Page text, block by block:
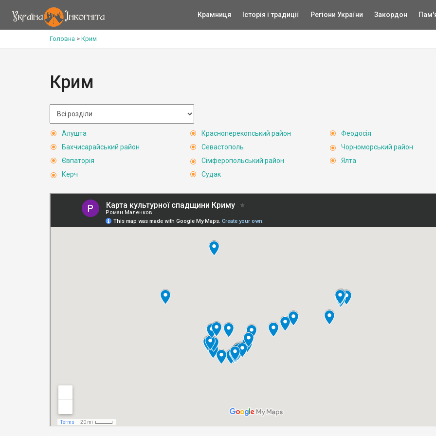
Крамниця Історія і традиції Регіони України Закордон
Головна > Крим
Крим
Алушта
Бахчисарайський район
Євпаторія
Керч
Красноперекопський район
Севастополь
Сімферопольський район
Судак
Феодосія
Чорноморський район
Ялта